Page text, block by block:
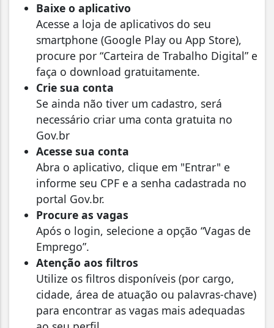
Baixe o aplicativo
Acesse a loja de aplicativos do seu
smartphone (Google Play ou App Store),
procure por “Carteira de Trabalho Digital” e
faça o download gratuitamente.
Crie sua conta
Se ainda não tiver um cadastro, será
necessário criar uma conta gratuita no
Gov.br
Acesse sua conta
Abra o aplicativo, clique em "Entrar" e
informe seu CPF e a senha cadastrada no
portal Gov.br.
Procure as vagas
Após o login, selecione a opção “Vagas de
Emprego”.
Atenção aos filtros
Utilize os filtros disponíveis (por cargo,
cidade, área de atuação ou palavras-chave)
para encontrar as vagas mais adequadas